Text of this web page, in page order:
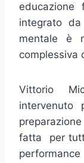
integrato da
mentale è
complessiva
Vittorio
intervenuto
fatta per